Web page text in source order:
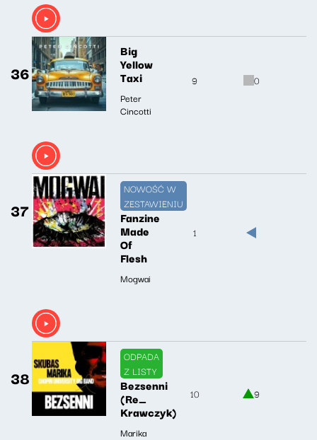
36
Big
Yellow
Taxi
Peter
Cincotti
9 0
37
NOWOŚĆ W
ZESTAWIENIU
Fanzine
Made
Of
Flesh
Mogwai
1
38
ODPADA
Z LISTY
Bezsenni
(Re_
Krawczyk)
Marika
10 9